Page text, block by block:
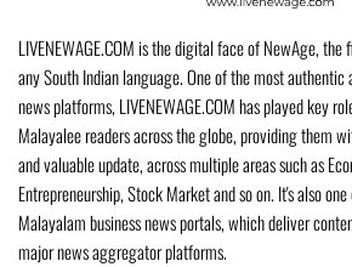
LIVENEWAGE.COM is the digital face of NewAge,
any South Indian language. One of the most authentic
news platforms, LIVENEWAGE.COM has played key
Malayalee readers across the globe, providing them
and valuable update, across multiple areas such as
Entrepreneurship, Stock Market and so on. It's also
Malayalam business news portals, which deliver
major news aggregator platforms.